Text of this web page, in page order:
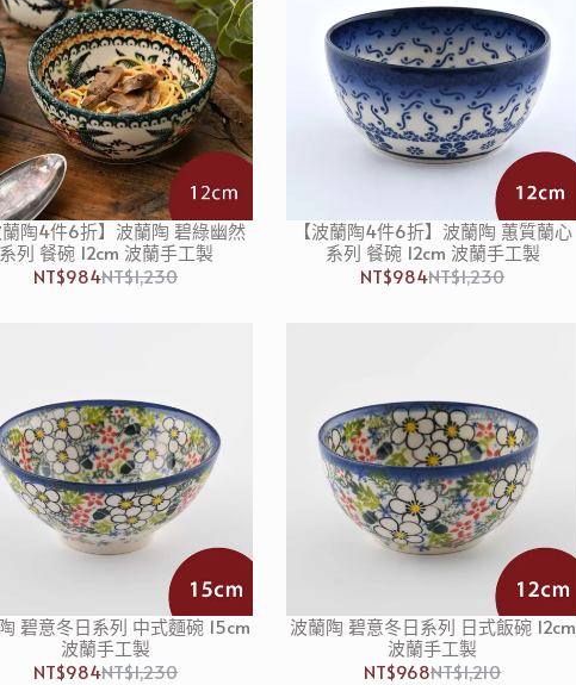
陶4件6折】波蘭陶 碧綠幽然
列 餐碗 12cm 波蘭手工製
NT$984NT$1,230
【波蘭陶4件6折】波蘭陶 蕙質蘭心
系列 餐碗 12cm 波蘭手工製
NT$984NT$1,230
碧意冬日系列 中式麵碗 15cm
波蘭手工製
NT$984NT$1,230
波蘭陶 碧意冬日系列 日式飯碗 12cm
波蘭手工製
NT$968NT$1,210